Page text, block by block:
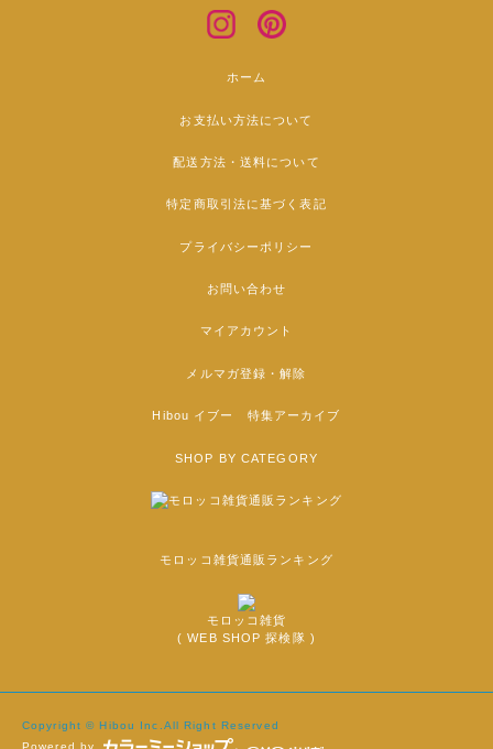
ホーム
お支払い方法について
配送方法・送料について
特定商取引法に基づく表記
プライバシーポリシー
お問い合わせ
マイアカウント
メルマガ登録・解除
Hibou イブー 特集アーカイブ
SHOP BY CATEGORY
モロッコ雑貨通販ランキング
モロッコ雑貨
( WEB SHOP 探検隊 )
Copyright © Hibou Inc.All Right Reserved
Powered by